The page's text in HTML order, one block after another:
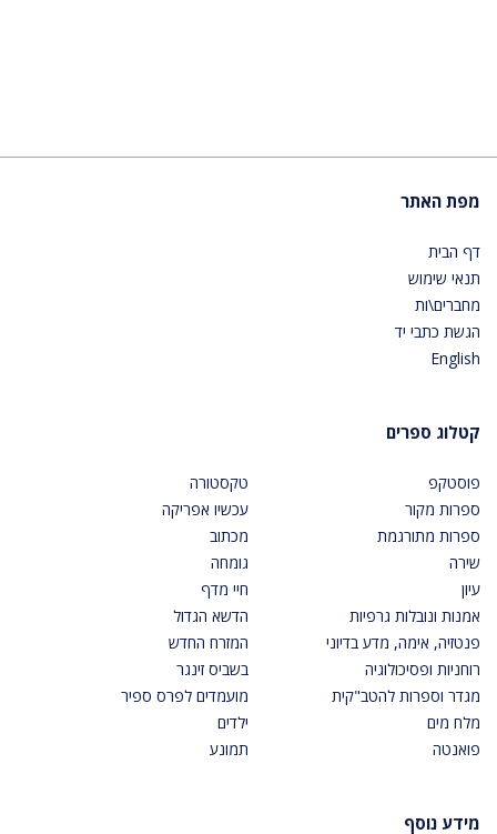
מפת האתר
דף הבית
תנאי שימוש
מחברים\ות
הגשת כתבי יד
English
קטלוג ספרים
פוסטקפ
ספרות מקור
ספרות מתורגמת
שירה
עיון
אמנות ונובלות גרפיות
פנטזיה, אימה, מדע בדיוני
רוחניות ופסיכולוגיה
מגדר וספרות להטב"קית
מלח מים
פואנטה
טקסטורה
עכשיו אפריקה
מכתוב
גומחה
חיי מדף
הדשא הגדול
המזרח החדש
בשביס זינגר
מועמדים לפרס ספיר
ילדים
תמונע
מידע נוסף